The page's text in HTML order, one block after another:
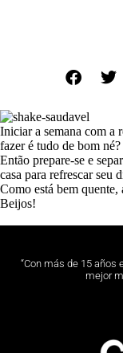
Iniciar a semana com a
fazer é tudo de bom né?
Então prepare-se e
casa para refrescar seu
Como está bem quente,
Beijos!
“Con más de 15 años
mejor